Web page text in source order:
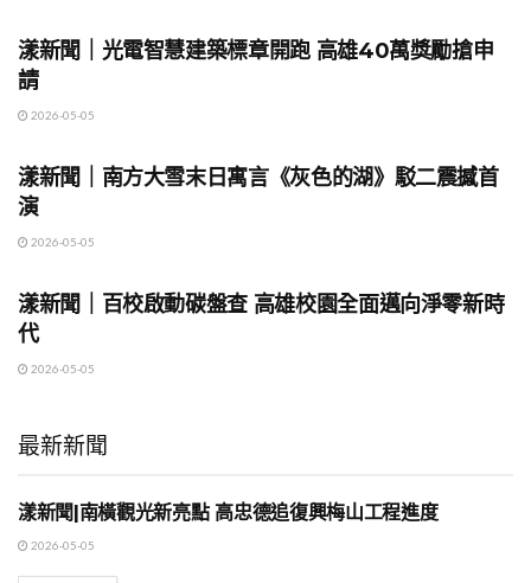
漾新聞｜光電智慧建築標章開跑 高雄40萬獎勵搶申
請
2026-05-05
漾新聞｜南方大雪末日寓言《灰色的湖》駁二震撼首
演
2026-05-05
漾新聞｜百校啟動碳盤查 高雄校園全面邁向淨零新時
代
2026-05-05
最新新聞
地方時事
漾新聞|南橫觀光新亮點 高忠德追復興梅山工程進度
2026-05-05